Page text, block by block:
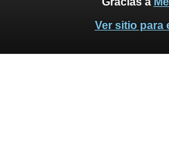
Ver sitio para